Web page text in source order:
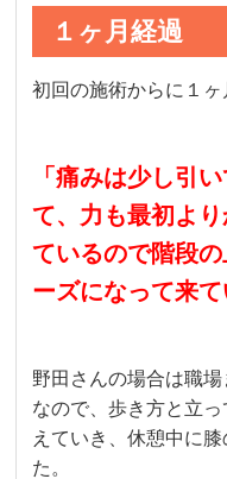
１ヶ月経過
初回の施術からに１ヶ
「痛みは少し引
て、力も最初よ
ているので階段
ーズになって来て
野田さんの場合は職
なので、歩き方と立
えていき、休憩中に
た。